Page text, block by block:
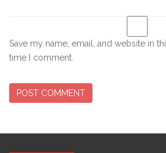
Save my name, email, and website in
time I comment.